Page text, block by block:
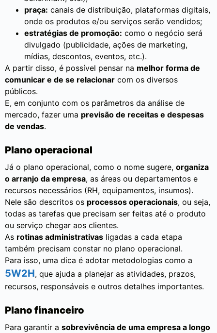
praça: canais de distribuição, plataformas digitais,
onde os produtos e/ou serviços serão vendidos;
estratégias de promoção: como o negócio será
divulgado (publicidade, ações de marketing,
mídias, descontos, eventos, etc.).
A partir disso, é possível pensar na melhor forma de
comunicar e de se relacionar com os diversos
públicos.
E, em conjunto com os parâmetros da análise de
mercado, fazer uma previsão de receitas e despesas
de vendas.
Plano operacional
Já o plano operacional, como o nome sugere, organiza
o arranjo da empresa, as áreas ou departamentos e
recursos necessários (RH, equipamentos, insumos).
Nele são descritos os processos operacionais, ou seja,
todas as tarefas que precisam ser feitas até o produto
ou serviço chegar aos clientes.
As rotinas administrativas ligadas a cada etapa
também precisam constar no plano operacional.
Para isso, uma dica é adotar metodologias como a
5W2H, que ajuda a planejar as atividades, prazos,
recursos, responsáveis e outros detalhes importantes.
Plano financeiro
Para garantir a sobrevivência de uma empresa a longo